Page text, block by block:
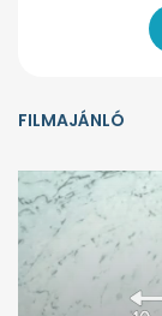
FILMAJÁNLÓ